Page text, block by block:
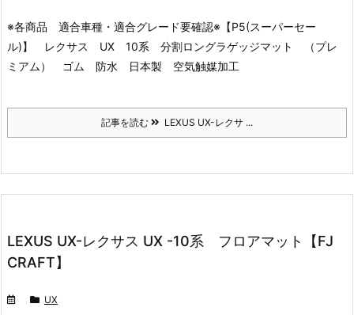
※各商品 適合車種・適合グレード要確認※ 【P5(スーパーセー
ル)】 レクサス UX 10系 分割ロングラゲッジマット （プレ
ミアム） ゴム 防水 日本製 空気触媒加工
記事を読む LEXUS UX-レクサ ...
LEXUS UX-レクサス UX -10系 フロアマット【FJ
CRAFT】
UX